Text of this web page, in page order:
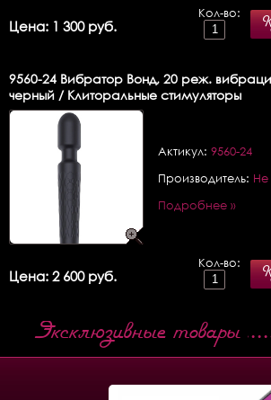
Цена: 1 300 руб.
Кол-во:
9560-24 Вибратор Вонд, 20 реж.
черный / Клиторальные стимуляторы
Актикул: 9560-24
Производитель: Не
Подробнее »
Цена: 2 600 руб.
Кол-во:
Эксклюзивные товары